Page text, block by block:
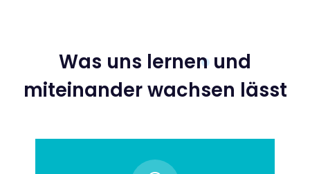
Was uns lernen und
miteinander wachsen lässt